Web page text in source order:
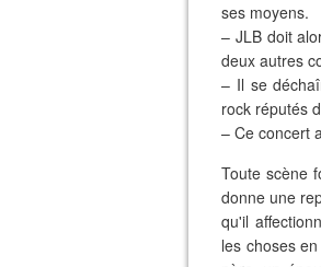
ses moyens.
– JLB doit
deux autres
– Il se
rock réputés
– Ce concert
Toute scène
donne une
qu'il
les choses